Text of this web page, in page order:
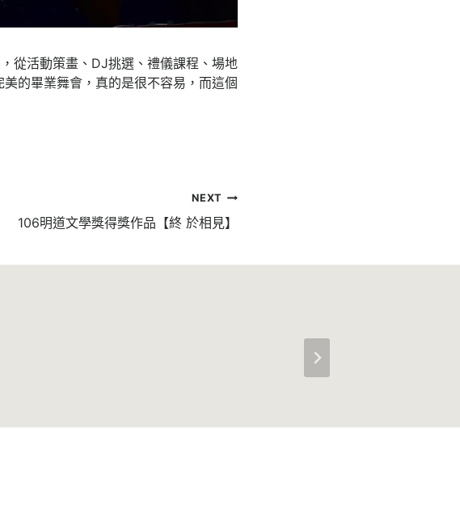
從活動策畫、DJ挑選、禮儀課程、場地
的畢業舞會，真的是很不容易，而這個
NEXT
106明道文學獎得獎作品【終 於相見】